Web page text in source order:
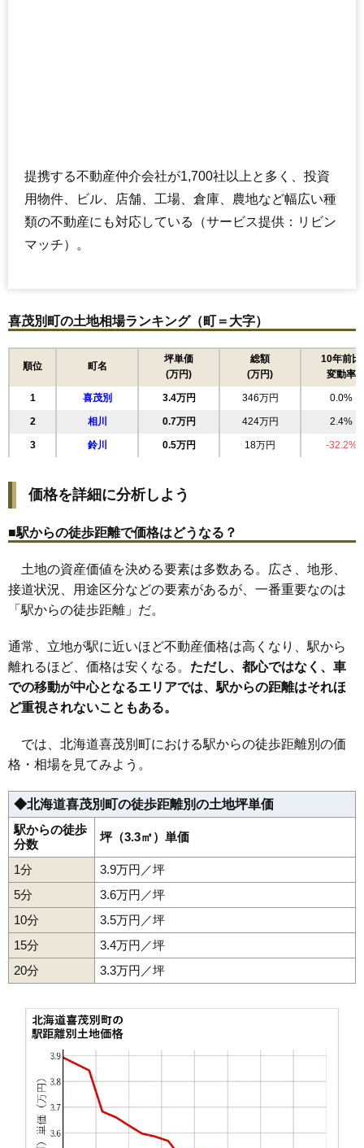
提携する不動産仲介会社が1,700社以上と多く、投資
用物件、ビル、店舗、工場、倉庫、農地など幅広い種
類の不動産にも対応している（サービス提供：リビン
マッチ）。
喜茂別町の土地相場ランキング（町＝大字）
順位 町名
坪単価
(万円)
総額
(万円)
10年前比
変動率
1 喜茂別 3.4万円 346万円 0.0%
2 相川 0.7万円 424万円 2.4%
3 鈴川 0.5万円 18万円 -32.2%
価格を詳細に分析しよう
■駅からの徒歩距離で価格はどうなる？
土地の資産価値を決める要素は多数ある。広さ、地形、
接道状況、用途区分などの要素があるが、一番重要なのは
「駅からの徒歩距離」だ。
通常、立地が駅に近いほど不動産価格は高くなり、駅から
離れるほど、価格は安くなる。 ただし、都心ではなく、車
での移動が中心となるエリアでは、駅からの距離はそれほ
ど重視されないこともある。
では、北海道喜茂別町における駅からの徒歩距離別の価
格・相場を見てみよう。
◆北海道喜茂別町の徒歩距離別の土地坪単価
駅からの徒歩
分数
坪（3.3㎡）単価
1分
3.9万円／坪
5分
3.6万円／坪
10分
3.5万円／坪
15分
3.4万円／坪
20分
3.3万円／坪